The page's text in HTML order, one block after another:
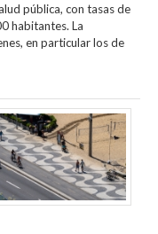
pública, con tasas de
habitantes. La
en particular los de